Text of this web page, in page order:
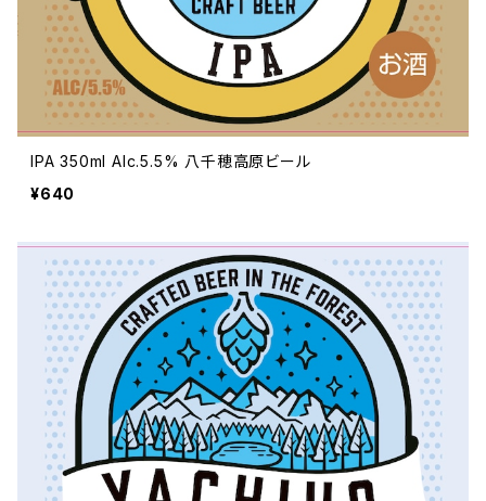
IPA 350ml Alc.5.5% 八千穂高原ビール
¥640